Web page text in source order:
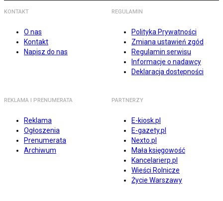
KONTAKT
O nas
Kontakt
Napisz do nas
REGULAMIN
Polityka Prywatności
Zmiana ustawień zgód
Regulamin serwisu
Informacje o nadawcy
Deklaracja dostępności
REKLAMA I PRENUMERATA
Reklama
Ogłoszenia
Prenumerata
Archiwum
PARTNERZY
E-kiosk.pl
E-gazety.pl
Nexto.pl
Mała księgowość
Kancelarierp.pl
Wieści Rolnicze
Życie Warszawy